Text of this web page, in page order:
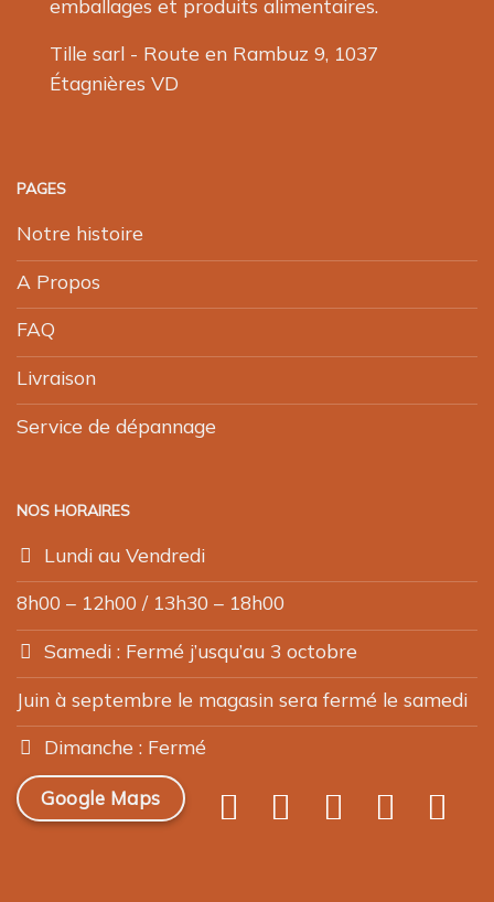
emballages et produits alimentaires.
Tille sarl - Route en Rambuz 9, 1037
Étagnières VD
PAGES
Notre histoire
A Propos
FAQ
Livraison
Service de dépannage
NOS HORAIRES
Lundi au Vendredi
8h00 – 12h00 / 13h30 – 18h00
Samedi : Fermé j’usqu’au 3 octobre
Juin à septembre le magasin sera fermé le samedi
Dimanche : Fermé
Google Maps